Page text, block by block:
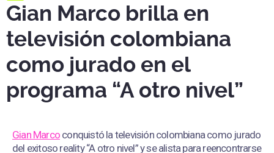
Gian Marco brilla en
televisión colombiana
como jurado en el
programa “A otro nivel”
Gian Marco conquistó la televisión colombiana como jurado
del exitoso reality “A otro nivel” y se alista para reencontrarse